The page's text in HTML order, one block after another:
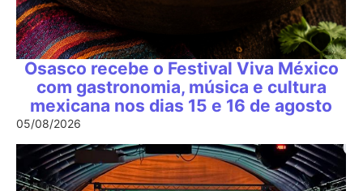
Osasco recebe o Festival Viva México
com gastronomia, música e cultura
mexicana nos dias 15 e 16 de agosto
05/08/2026